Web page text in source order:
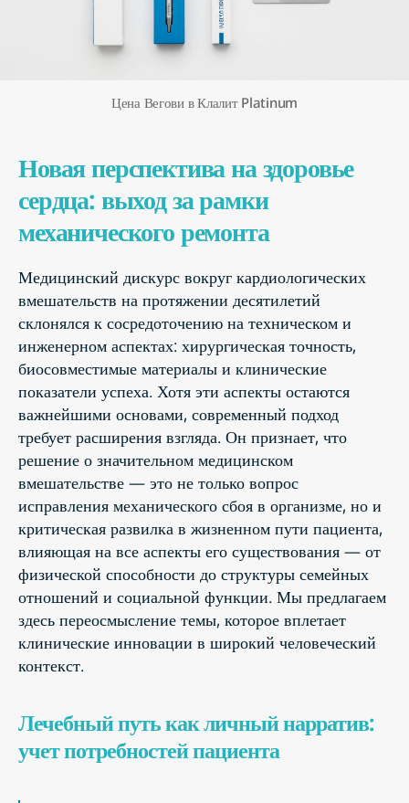
Цена Вегови в Клалит Platinum
Новая перспектива на здоровье
сердца: выход за рамки
механического ремонта
Медицинский дискурс вокруг кардиологических
вмешательств на протяжении десятилетий
склонялся к сосредоточению на техническом и
инженерном аспектах: хирургическая точность,
биосовместимые материалы и клинические
показатели успеха. Хотя эти аспекты остаются
важнейшими основами, современный подход
требует расширения взгляда. Он признает, что
решение о значительном медицинском
вмешательстве — это не только вопрос
исправления механического сбоя в организме, но и
критическая развилка в жизненном пути пациента,
влияющая на все аспекты его существования — от
физической способности до структуры семейных
отношений и социальной функции. Мы предлагаем
здесь переосмысление темы, которое вплетает
клинические инновации в широкий человеческий
контекст.
Лечебный путь как личный нарратив:
учет потребностей пациента